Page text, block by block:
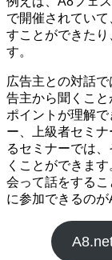
で開催されてい
すことができた
す。
広告主との対話
告主から聞くこ
ポイントが理解
ー、上級者セミ
るセミナーでは
くことができま
会って話をする
に参加できるのが